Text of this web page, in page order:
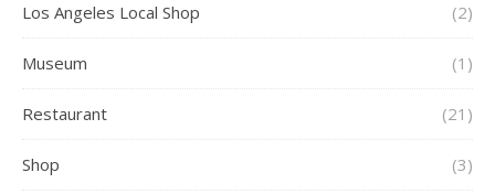
Los Angeles Local Shop (2)
Museum (1)
Restaurant (21)
Shop (3)